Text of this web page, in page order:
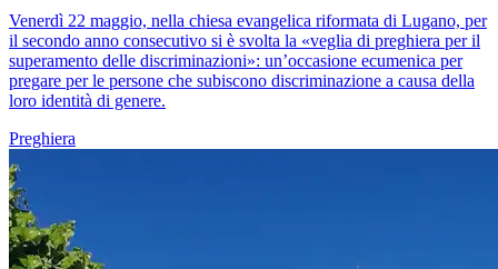
Venerdì 22 maggio, nella chiesa evangelica riformata di Lugano, per
il secondo anno consecutivo si è svolta la «veglia di preghiera per il
superamento delle discriminazioni»: un’occasione ecumenica per
pregare per le persone che subiscono discriminazione a causa della
loro identità di genere.
Preghiera